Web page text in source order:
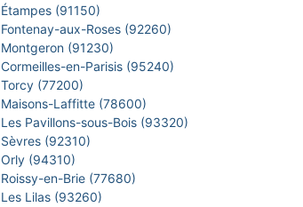
Étampes (91150)
Fontenay-aux-Roses (92260)
Montgeron (91230)
Cormeilles-en-Parisis (95240)
Torcy (77200)
Maisons-Laffitte (78600)
Les Pavillons-sous-Bois (93320)
Sèvres (92310)
Orly (94310)
Roissy-en-Brie (77680)
Les Lilas (93260)